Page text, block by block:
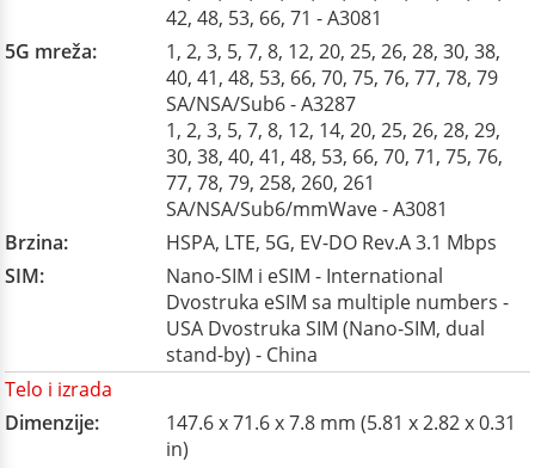
42, 48, 53, 66, 71 - A3081
5G mreža:
1, 2, 3, 5, 7, 8, 12, 20, 25, 26, 28, 30, 38,
40, 41, 48, 53, 66, 70, 75, 76, 77, 78, 79
SA/NSA/Sub6 - A3287
1, 2, 3, 5, 7, 8, 12, 14, 20, 25, 26, 28, 29,
30, 38, 40, 41, 48, 53, 66, 70, 71, 75, 76,
77, 78, 79, 258, 260, 261
SA/NSA/Sub6/mmWave - A3081
Brzina:
HSPA, LTE, 5G, EV-DO Rev.A 3.1 Mbps
SIM:
Nano-SIM i eSIM - International
Dvostruka eSIM sa multiple numbers -
USA Dvostruka SIM (Nano-SIM, dual
stand-by) - China
Telo i izrada
Dimenzije:
147.6 x 71.6 x 7.8 mm (5.81 x 2.82 x 0.31
in)